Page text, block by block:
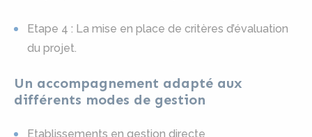
Etape 4 : La mise en place de critères d’évaluation
du projet.
Un accompagnement adapté aux
différents modes de gestion
Etablissements en gestion directe